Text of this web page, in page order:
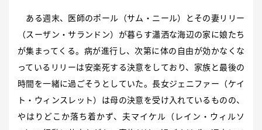
ある週末、医師のポール（サム・ニール）とその妻リリー
（スーザン・サランドン）が暮らす瀟洒な海辺の家に娘たち
が集まってくる。病が進行し、次第に体の自由が効かなくな
っているリリーは安楽死する決意をしており、家族と最後の
時間を一緒に過ごそうとしていた。長女ジェニファー（ケイ
ト・ウィンスレット）は母の決意を受け入れているものの、
やはりどこか落ち着かず、夫マイケル（レイン・ウィルソ